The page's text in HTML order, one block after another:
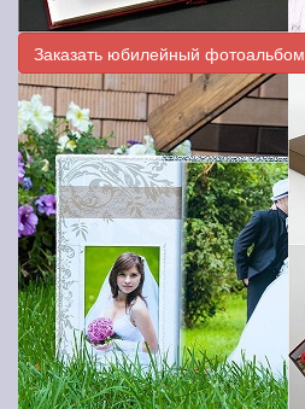
Заказать юбилейный фотоальбом